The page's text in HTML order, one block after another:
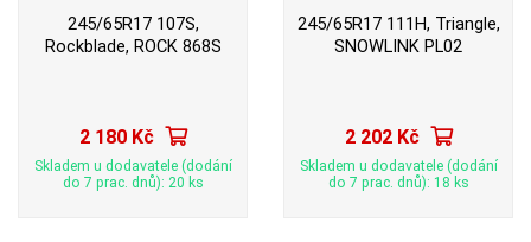
245/65R17 107S,
Rockblade, ROCK 868S
2 180 Kč
Skladem u dodavatele (dodání
do 7 prac. dnů): 20 ks
245/65R17 111H, Triangle,
SNOWLINK PL02
2 202 Kč
Skladem u dodavatele (dodání
do 7 prac. dnů): 18 ks